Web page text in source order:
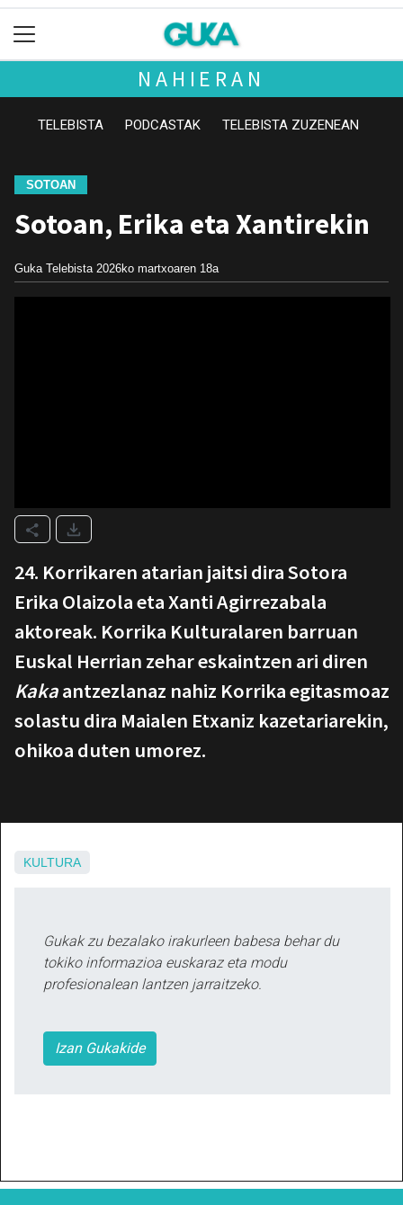
NAHIERAN
TELEBISTA PODCASTAK TELEBISTA ZUZENEAN
SOTOAN
Sotoan, Erika eta Xantirekin
Guka Telebista 2026ko martxoaren 18a
24. Korrikaren atarian jaitsi dira Sotora
Erika Olaizola eta Xanti Agirrezabala
aktoreak. Korrika Kulturalaren barruan
Euskal Herrian zehar eskaintzen ari diren
Kakaantzezlanaz nahiz Korrika egitasmoaz
solastu dira Maialen Etxaniz kazetariarekin,
ohikoa duten umorez.
KULTURA
Gukak zu bezalako irakurleen babesa behar du
tokiko informazioa euskaraz eta modu
profesionalean lantzen jarraitzeko.
Izan Gukakide